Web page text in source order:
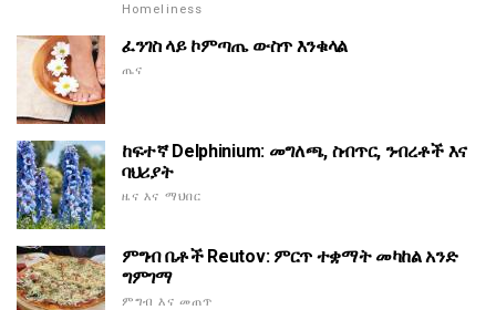
Homeliness
ፈንገስ ላይ ኮምጣጤ ውስጥ እንቁላል
ጤና
ከፍተኛ Delphinium: መግለጫ, ስብጥር, ንብረቶች እና
ባህሪያት
ዜና እና ማህበር
ምግብ ቤቶች Reutov: ምርጥ ተቋማት መካከል አንድ
ግምገማ
ምግብ እና መጠጥ